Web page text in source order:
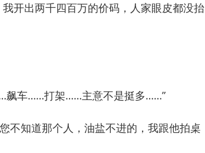
开出两千四百万的价码，人家眼皮都没抬
飙车……打架……主意不是挺多……”
不知道那个人，油盐不进的，我跟他拍桌